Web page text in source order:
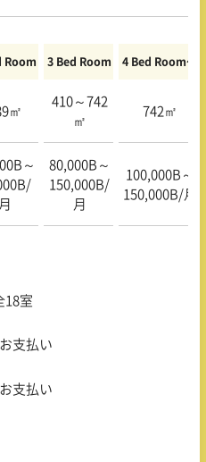
Room 3 Bed Room 4 Bed Room〜
㎡
410～742
㎡
742㎡
～
月
80,000B～
150,000B/
月
100,000B～
150,000B/月
18室
支払い
支払い